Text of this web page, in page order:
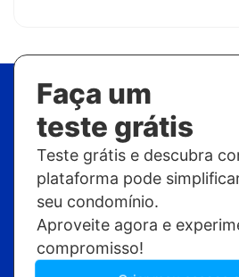
Faça um
teste grátis
Teste grátis e descubra
plataforma pode
seu condomínio.
Aproveite agora e
compromisso!